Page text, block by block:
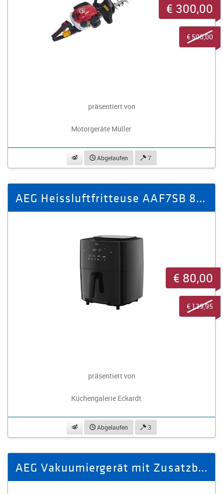
präsentiert von
Motorgeräte Müller
beobachtenAbgelaufen 7
€ 300,00
€ 500,00
AEG Heissluftfritteuse AAF7SB 8000/ Energieeffizienzklasse: A
präsentiert von
Küchengalerie Eckardt
beobachtenAbgelaufen 3
€ 80,00
€ 139,95
AEG Vakuumiergerät mit Zusatzboxen A6-1-6AGPROMO